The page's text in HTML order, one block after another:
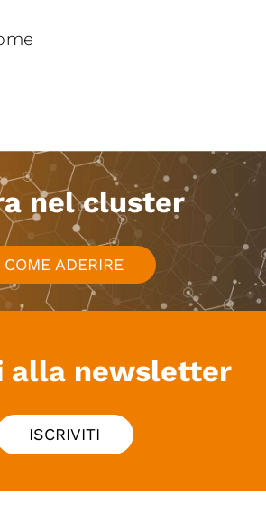
nel cluster
COME ADERIRE
alla newsletter
ISCRIVITI